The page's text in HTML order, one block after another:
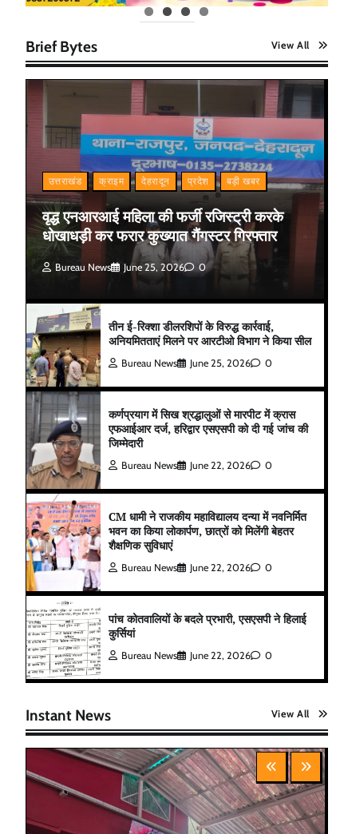
Brief Bytes View All
उत्तराखंड क्राइम देहरादून प्रदेश बड़ी खबर
वृद्ध एनआरआई महिला की फर्जी रजिस्ट्री करके
धोखाधड़ी कर फरार कुख्यात गैंगस्टर गिरफ्तार
Bureau News June 25, 2026 0
तीन ई-रिक्शा डीलरशिपों के विरुद्ध कार्रवाई,
अनियमितताएं मिलने पर आरटीओ विभाग ने किया सील
Bureau News June 25, 2026 0
कर्णप्रयाग में सिख श्रद्धालुओं से मारपीट में क्रास
एफआईआर दर्ज, हरिद्वार एसएसपी को दी गई जांच की
जिम्मेदारी
Bureau News June 22, 2026 0
CM धामी ने राजकीय महाविद्यालय दन्या में नवनिर्मित
भवन का किया लोकार्पण, छात्रों को मिलेंगी बेहतर
शैक्षणिक सुविधाएं
Bureau News June 22, 2026 0
पांच कोतवालियों के बदले प्रभारी, एसएसपी ने हिलाई
कुर्सियां
Bureau News June 22, 2026 0
Instant News View All